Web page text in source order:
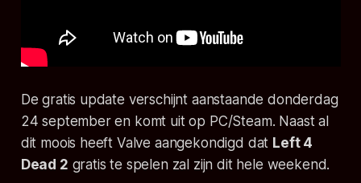
De gratis update verschijnt aanstaande donderdag
24 september en komt uit op PC/Steam. Naast al
dit moois heeft Valve aangekondigd dat Left 4
Dead 2 gratis te spelen zal zijn dit hele weekend.